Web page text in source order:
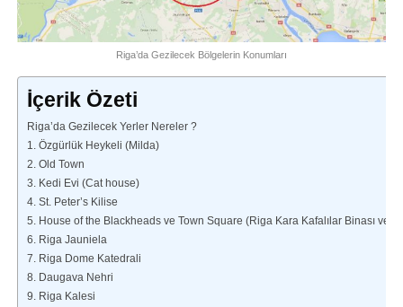
Riga’da Gezilecek Bölgelerin Konumları
İçerik Özeti
Riga’da Gezilecek Yerler Nereler ?
1. Özgürlük Heykeli (Milda)
2. Old Town
3. Kedi Evi (Cat house)
4. St. Peter’s Kilise
5. House of the Blackheads ve Town Square (Riga Kara Kafalılar Binası ve
6. Riga Jauniela
7. Riga Dome Katedrali
8. Daugava Nehri
9. Riga Kalesi